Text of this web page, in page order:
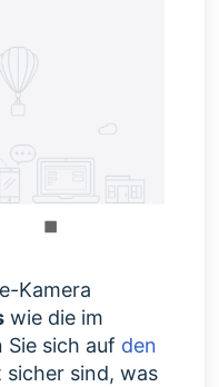
Kamera
wie die im
sich auf den
sind, was